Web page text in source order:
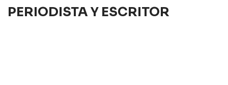
PERIODISTA Y ESCRITOR